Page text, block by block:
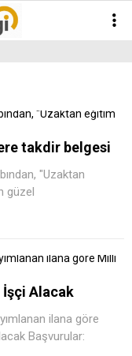
takdir belgesi
"Uzaktan
güzel
İşçi Alacak
ilana göre
Başvurular: